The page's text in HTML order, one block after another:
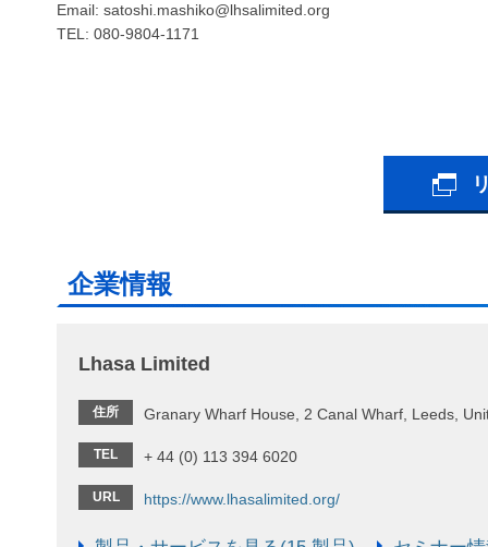
Email: satoshi.mashiko@lhsalimited.org
TEL: 080-9804-1171
企業情報
Lhasa Limited
住所 Granary Wharf House, 2 Canal Wharf, Leeds,
TEL + 44 (0) 113 394 6020
URL https://www.lhasalimited.org/